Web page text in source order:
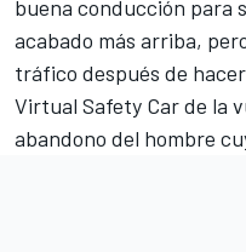
buena conducción para
acabado más arriba,
tráfico después de
Virtual Safety Car de la
abandono del hombre